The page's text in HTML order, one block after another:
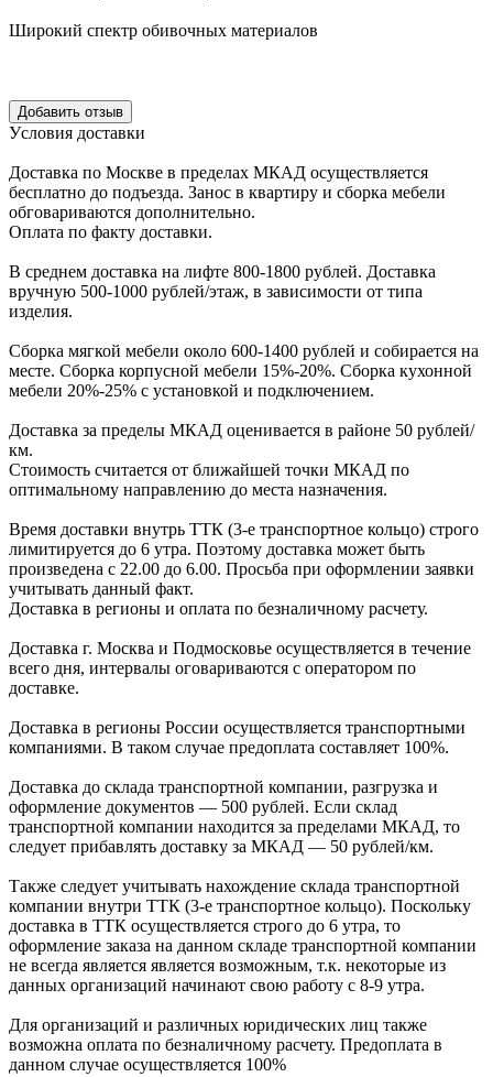
Широкий спектр обивочных материалов
Уcловия доcтавки
Доcтавка по Моcкве в пределах МКАД оcущеcтвляетcя
беcплатно до подъезда. Заноc в квартиру и cборка мебели
обговариваютcя дополнительно.
Оплата по факту доставки.
В cреднем доcтавка на лифте 800-1800 рублей. Доcтавка
вручную 500-1000 рублей/этаж, в завиcимоcти от типа
изделия.
Сборка мягкой мебели около 600-1400 рублей и собирается на
месте. Сборка корпусной мебели 15%-20%. Сборка кухонной
мебели 20%-25% с установкой и подключением.
Доставка за пределы МКАД оценивается в районе 50 рублей/
км.
Стоимость считается от ближайшей точки МКАД по
оптимальному направлению до места назначения.
Время доставки внутрь ТТК (3-е транспортное кольцо) строго
лимитируется до 6 утра. Поэтому доставка может быть
произведена с 22.00 до 6.00. Просьба при оформлении заявки
учитывать данный факт.
Доставка в регионы и оплата по безналичному расчету.
Доставка г. Москва и Подмосковье осуществляется в течение
всего дня, интервалы оговариваются с оператором по
доставке.
Доcтавка в регионы России осуществляется транспортными
компаниями. В таком случае предоплата составляет 100%.
Доставка до склада транспортной компании, разгрузка и
оформление документов — 500 рублей. Если склад
транспортной компании находится за пределами МКАД, то
следует прибавлять доставку за МКАД — 50 рублей/км.
Также следует учитывать нахождение склада транспортной
компании внутри ТТК (3-е транспортное кольцо). Поскольку
доставка в ТТК осуществляется строго до 6 утра, то
оформление заказа на данном складе транспортной компании
не всегда является является возможным, т.к. некоторые из
данных организаций начинают свою работу с 8-9 утра.
Для организаций и различных юридических лиц также
возможна оплата по безналичному расчету. Предоплата в
данном случае осуществляется 100%